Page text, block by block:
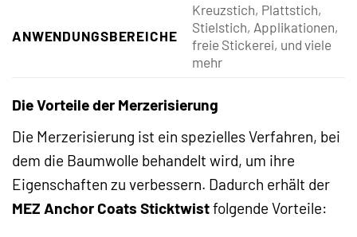
ANWENDUNGSBEREICHE
Kreuzstich, Plattstich,
Stielstich, Applikationen,
freie Stickerei, und viele
mehr
Die Vorteile der Merzerisierung
Die Merzerisierung ist ein spezielles Verfahren, bei
dem die Baumwolle behandelt wird, um ihre
Eigenschaften zu verbessern. Dadurch erhält der
MEZ Anchor Coats Sticktwistfolgende Vorteile: